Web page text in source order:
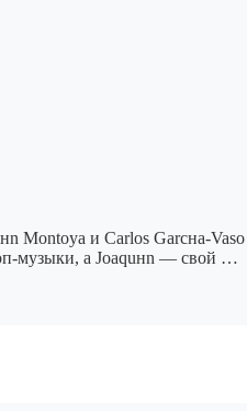
и Carlos Garcнa-Vaso
музыки, а Joaquнn — свой …